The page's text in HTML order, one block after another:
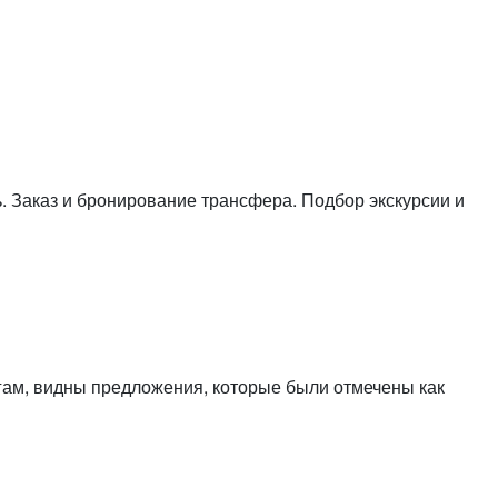
и бронирование трансфера. Подбор экскурсии и
видны предложения, которые были отмечены как